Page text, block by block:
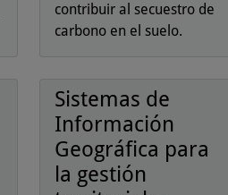
contribuir al secuestro de
carbono en el suelo.
Sistemas de
Información
Geográfica para
la gestión